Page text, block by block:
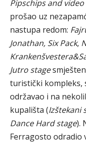
Pipschips and
prošao uz
nastupa redom:
Jonathan, Six Pack,
Jutro stage
turistički kompleks,
održavao i na
kupališta (Izštekani
Dance Hard stage).
Ferragosto odradio